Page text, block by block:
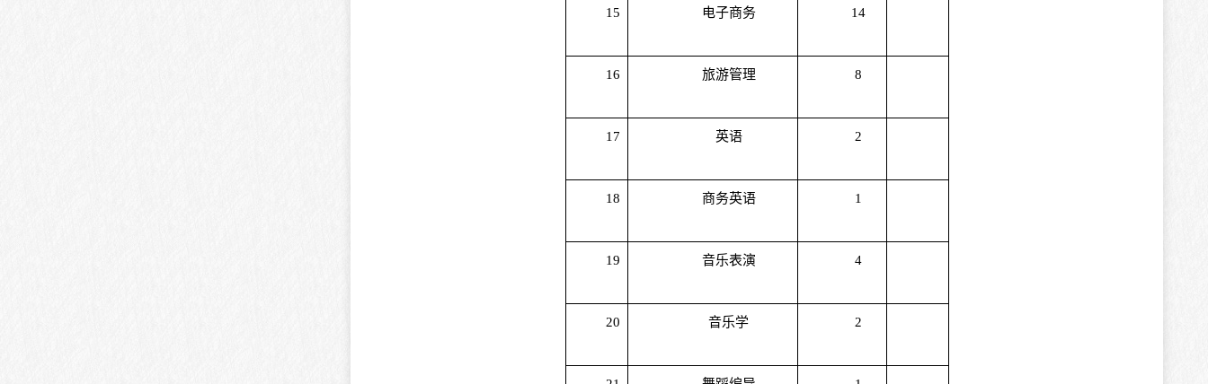
15 电子商务 14
16 旅游管理 8
17 英语 2
18 商务英语 1
19 音乐表演 4
20 音乐学 2